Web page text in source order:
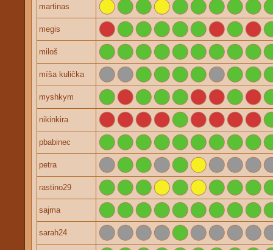
martinas
megis
miloš
míša kulička
myshkym
nikinkira
pbabinec
petra
rastino29
sajma
sarah24